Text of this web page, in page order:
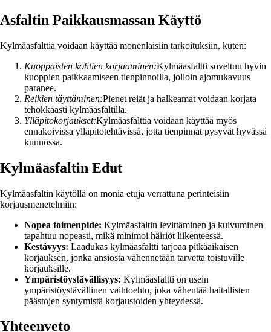
Asfaltin Paikkausmassan Käyttö
Kylmäasfalttia voidaan käyttää monenlaisiin tarkoituksiin, kuten:
Kuoppaisten kohtien korjaaminen:Kylmäasfaltti soveltuu hyvin
kuoppien paikkaamiseen tienpinnoilla, jolloin ajomukavuus
paranee.
Reikien täyttäminen:Pienet reiät ja halkeamat voidaan korjata
tehokkaasti kylmäasfaltilla.
Ylläpitokorjaukset:Kylmäasfalttia voidaan käyttää myös
ennakoivissa ylläpitotehtävissä, jotta tienpinnat pysyvät hyvässä
kunnossa.
Kylmäasfaltin Edut
Kylmäasfaltin käytöllä on monia etuja verrattuna perinteisiin
korjausmenetelmiin:
Nopea toimenpide: Kylmäasfaltin levittäminen ja kuivuminen
tapahtuu nopeasti, mikä minimoi häiriöt liikenteessä.
Kestävyys: Laadukas kylmäasfaltti tarjoaa pitkäaikaisen
korjauksen, jonka ansiosta vähennetään tarvetta toistuville
korjauksille.
Ympäristöystävällisyys: Kylmäasfaltti on usein
ympäristöystävällinen vaihtoehto, joka vähentää haitallisten
päästöjen syntymistä korjaustöiden yhteydessä.
Yhteenveto